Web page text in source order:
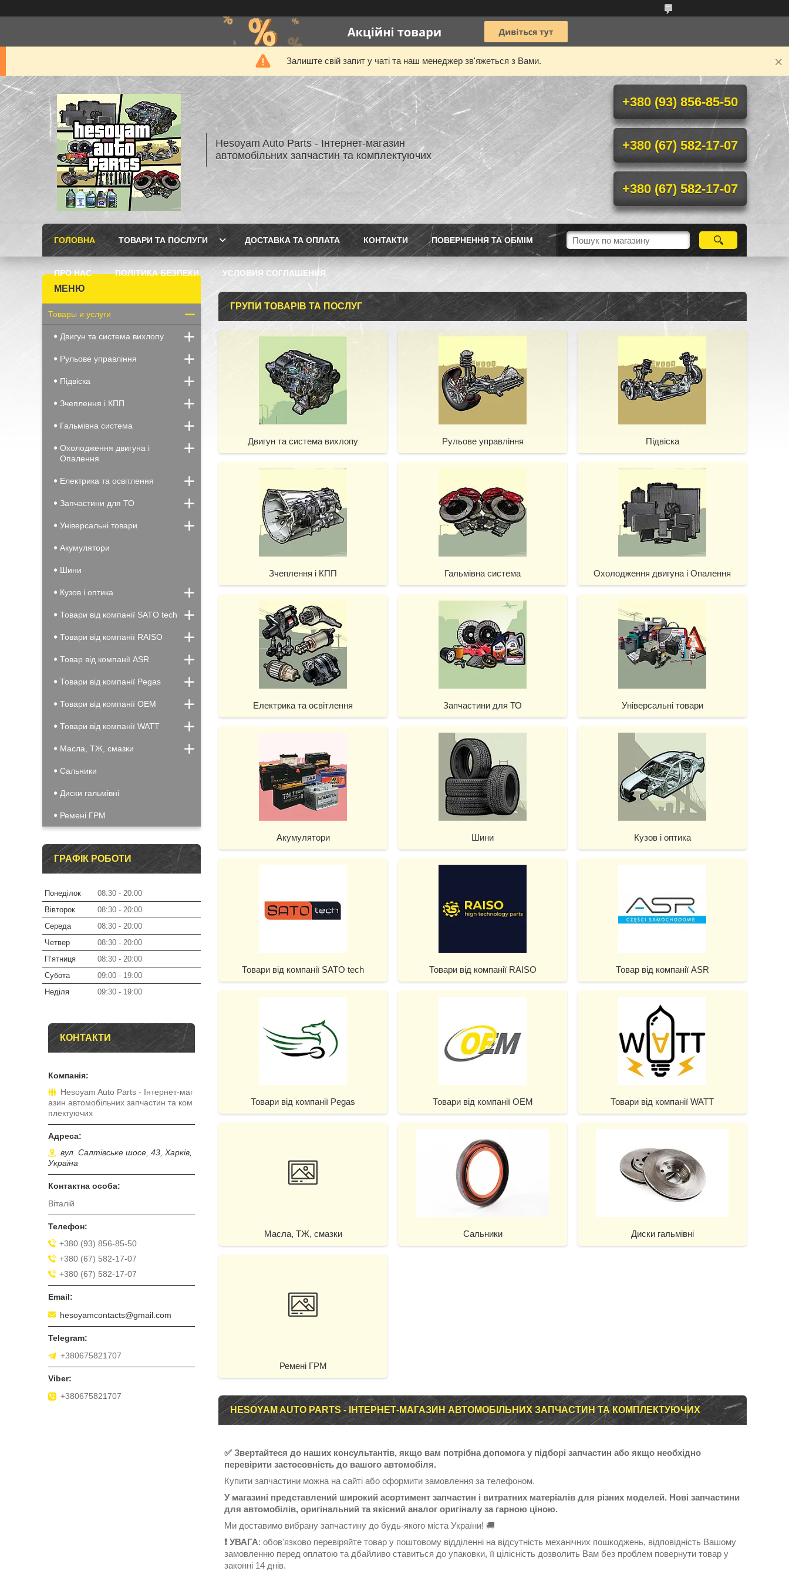
Залиште свій запит у чаті та наш менеджер зв'яжеться з Вами.
Hesoyam Auto Parts - Інтернет-магазин
автомобільних запчастин та комплектуючих
+380 (93) 856-85-50
+380 (67) 582-17-07
+380 (67) 582-17-07
ГОЛОВНА ТОВАРИ ТА ПОСЛУГИ ДОСТАВКА ТА ОПЛАТА КОНТАКТИ ПОВЕРНЕННЯ ТА ОБМІМ
ПРО НАС ПОЛІТИКА БЕЗПЕКИ УСЛОВИЯ СОГЛАШЕНИЯ
ГРУПИ ТОВАРІВ ТА ПОСЛУГ
Двигун та система вихлопу Рульове управління Підвіска
Зчеплення і КПП Гальмівна система Охолодження двигуна і Опалення
Електрика та освітлення Запчастини для ТО Універсальні товари
Акумулятори Шини Кузов і оптика
Товари від компанії SATO tech Товари від компанії RAISO Товар від компанії ASR
Товари від компанії Pegas Товари від компанії OEM Товари від компанії WATT
Масла, ТЖ, смазки Сальники Диски гальмівні
Ремені ГРМ
HESOYAM AUTO PARTS - ІНТЕРНЕТ-МАГАЗИН АВТОМОБІЛЬНИХ ЗАПЧАСТИН ТА КОМПЛЕКТУЮЧИХ
✅ Звертайтеся до наших консультантів, якщо вам потрібна допомога у підборі запчастин або якщо необхідно
перевірити застосовність до вашого автомобіля.
Купити запчастини можна на сайті або оформити замовлення за телефоном.
У магазині представлений широкий асортимент запчастин і витратних матеріалів для різних моделей. Нові запчастини
для автомобілів, оригінальний та якісний аналог оригіналу за гарною ціною.
Ми доставимо вибрану запчастину до будь-якого міста України! 🚚
❗️ УВАГА: обов'язково перевіряйте товар у поштовому відділенні на відсутність механічних пошкоджень, відповідність Вашому
замовленню перед оплатою та дбайливо ставиться до упаковки, її цілісність дозволить Вам без проблем повернути товар у
законні 14 днів.
Товары и услуги
Двигун та система вихлопу
Рульове управління
Підвіска
Зчеплення і КПП
Гальмівна система
Охолодження двигуна і
Опалення
Електрика та освітлення
Запчастини для ТО
Універсальні товари
Акумулятори
Шини
Кузов і оптика
Товари від компанії SATO tech
Товари від компанії RAISO
Товар від компанії ASR
Товари від компанії Pegas
Товари від компанії OEM
Товари від компанії WATT
Масла, ТЖ, смазки
Сальники
Диски гальмівні
Ремені ГРМ
ГРАФІК РОБОТИ
Понеділок 08:30
20:00
Вівторок
08:30
20:00
Середа
08:30
20:00
Четвер
08:30
20:00
Пʼятниця
08:30
20:00
Субота
09:00
19:00
Неділя
09:30 19:00
КОНТАКТИ
Hesoyam Auto Parts - Інтернет-маг
азин автомобільних запчастин та ком
плектуючих
вул. Салтівське шосе, 43, Харків,
Україна
Віталій
+380 (93) 856-85-50
+380 (67) 582-17-07
+380 (67) 582-17-07
hesoyamcontacts@gmail.com
+380675821707
+380675821707